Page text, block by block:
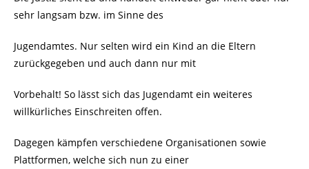
sehr langsam bzw. im Sinne des
Jugendamtes. Nur selten wird ein Kind an die Eltern
zurückgegeben und auch dann nur mit
Vorbehalt! So lässt sich das Jugendamt ein weiteres
willkürliches Einschreiten offen.
Dagegen kämpfen verschiedene Organisationen sowie
Plattformen, welche sich nun zu einer